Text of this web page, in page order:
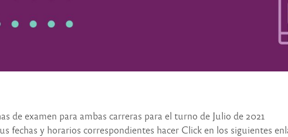
de examen para ambas carreras para el turno de Julio de 2021
fechas y horarios correspondientes hacer Click en los siguientes